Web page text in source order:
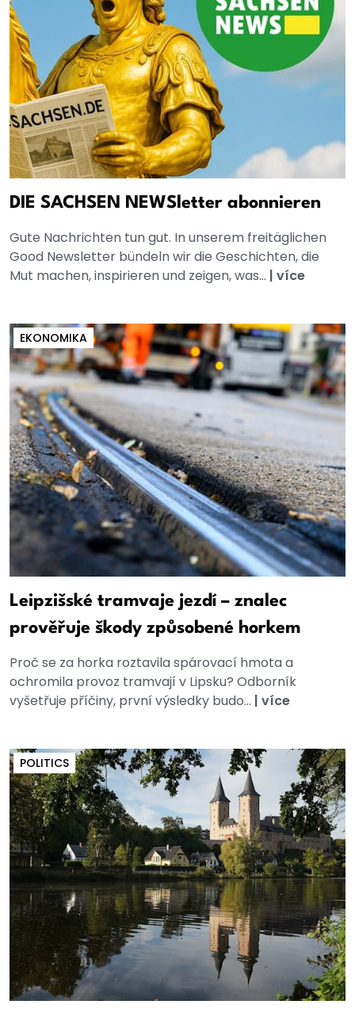
DIE SACHSEN NEWSletter abonnieren
Gute Nachrichten tun gut. In unserem freitäglichen
Good Newsletter bündeln wir die Geschichten, die
Mut machen, inspirieren und zeigen, was... | více
EKONOMIKA
Leipzišské tramvaje jezdí – znalec
prověřuje škody způsobené horkem
Proč se za horka roztavila spárovací hmota a
ochromila provoz tramvají v Lipsku? Odborník
vyšetřuje příčiny, první výsledky budo... | více
POLITICS